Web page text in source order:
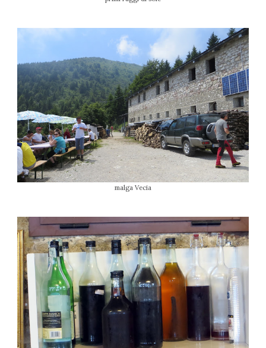
malga Vecia